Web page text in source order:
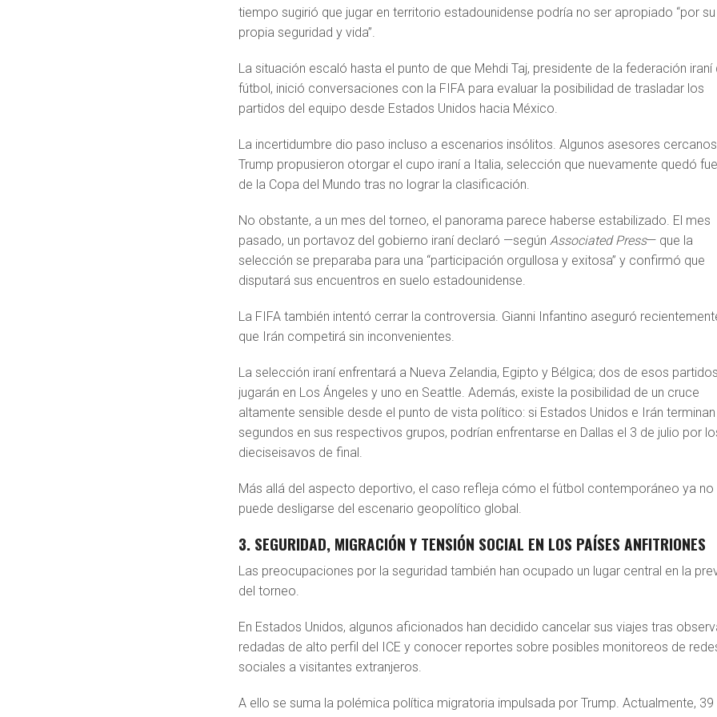
tiempo sugirió que jugar en territorio estadounidense podría no ser apropiado “por su
propia seguridad y vida”.
La situación escaló hasta el punto de que Mehdi Taj, presidente de la federación iraní
fútbol, inició conversaciones con la FIFA para evaluar la posibilidad de trasladar los
partidos del equipo desde Estados Unidos hacia México.
La incertidumbre dio paso incluso a escenarios insólitos. Algunos asesores
Trump propusieron otorgar el cupo iraní a Italia, selección que nuevamente quedó
de la Copa del Mundo tras no lograr la clasificación.
No obstante, a un mes del torneo, el panorama parece haberse estabilizado. El mes
pasado, un portavoz del gobierno iraní declaró —segúnAssociated Press— que la
selección se preparaba para una “participación orgullosa y exitosa” y confirmó que
disputará sus encuentros en suelo estadounidense.
La FIFA también intentó cerrar la controversia. Gianni Infantino aseguró
que Irán competirá sin inconvenientes.
La selección iraní enfrentará a Nueva Zelandia, Egipto y Bélgica; dos de esos
jugarán en Los Ángeles y uno en Seattle. Además, existe la posibilidad de un cruce
altamente sensible desde el punto de vista político: si Estados Unidos e Irán terminan
segundos en sus respectivos grupos, podrían enfrentarse en Dallas el 3 de julio por
dieciseisavos de final.
Más allá del aspecto deportivo, el caso refleja cómo el fútbol contemporáneo ya no
puede desligarse del escenario geopolítico global.
3. SEGURIDAD, MIGRACIÓN Y TENSIÓN SOCIAL EN LOS PAÍSES ANFITRIONES
Las preocupaciones por la seguridad también han ocupado un lugar central en la
del torneo.
En Estados Unidos, algunos aficionados han decidido cancelar sus viajes tras
redadas de alto perfil del ICE y conocer reportes sobre posibles monitoreos de
sociales a visitantes extranjeros.
A ello se suma la polémica política migratoria impulsada por Trump. Actualmente, 39